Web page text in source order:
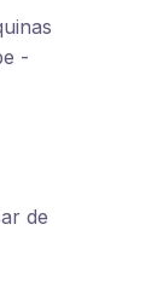
-
de